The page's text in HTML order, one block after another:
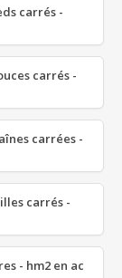
carrés -
carrés -
carrées -
carrés -
- hm2 en ac